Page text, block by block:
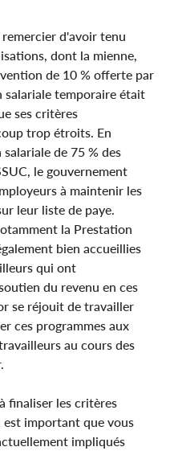
d'avoir tenu
dont la mienne,
de 10 % offerte par
salariale temporaire était
ses critères
trop étroits. En
de 75 % des
le gouvernement
à maintenir les
leur liste de paye.
la Prestation
bien accueillies
qui ont
du revenu en ces
se réjouit de travailler
ces programmes aux
au cours des
finaliser les critères
est important que vous
impliqués